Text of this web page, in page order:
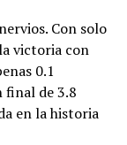
Con solo
victoria con
0.1
final de 3.8
en la historia